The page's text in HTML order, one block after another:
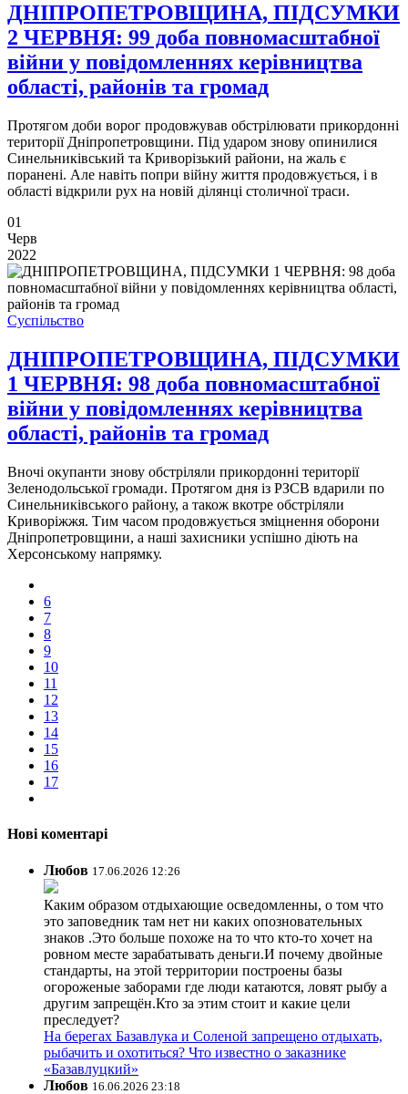
ДНІПРОПЕТРОВЩИНА, ПІДСУМКИ
2 ЧЕРВНЯ: 99 доба повномасштабної
війни у повідомленнях керівництва
області, районів та громад
Протягом доби ворог продовжував обстрілювати прикордонні
території Дніпропетровщини. Під ударом знову опинилися
Синельниківський та Криворізький райони, на жаль є
поранені. Але навіть попри війну життя продовжується, і в
області відкрили рух на новій ділянці столичної траси.
01
Черв
2022
Суспільство
ДНІПРОПЕТРОВЩИНА, ПІДСУМКИ
1 ЧЕРВНЯ: 98 доба повномасштабної
війни у повідомленнях керівництва
області, районів та громад
Вночі окупанти знову обстріляли прикордонні території
Зеленодольської громади. Протягом дня із РЗСВ вдарили по
Синельниківського району, а також вкотре обстріляли
Криворіжжя. Тим часом продовжується зміцнення оборони
Дніпропетровщини, а наші захисники успішно діють на
Херсонському напрямку.
6
7
8
9
10
11
12
13
14
15
16
17
Нові коментарі
Любов 17.06.2026 12:26
Каким образом отдыхающие осведомленны, о том что
это заповедник там нет ни каких опозновательных
знаков .Это больше похоже на то что кто-то хочет на
ровном месте зарабатывать деньги.И почему двойные
стандарты, на этой территории построены базы
огороженые заборами где люди катаются, ловят рыбу а
другим запрещён.Кто за этим стоит и какие цели
преследует?
На берегах Базавлука и Соленой запрещено отдыхать,
рыбачить и охотиться? Что известно о заказнике
«Базавлуцкий»
Любов 16.06.2026 23:18